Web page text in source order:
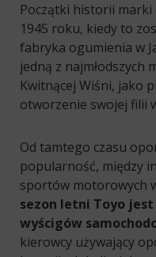
Początki historii
1945 roku, kiedy to
fabryka ogumienia w
jedną z najmłodszych
Kwitnącej Wiśni, jako
otworzenie swojej filii
Od tamtego czasu
popularność, między
sportów motorowych
sezon letni Toyo
wyścigów
kierowcy używający